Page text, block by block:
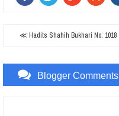
≪ Hadits Shahih Bukhari No: 1018
Blogger Comments